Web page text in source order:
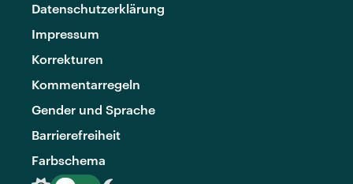
Datenschutzerklärung
Impressum
Korrekturen
Kommentarregeln
Gender und Sprache
Barrierefreiheit
Farbschema